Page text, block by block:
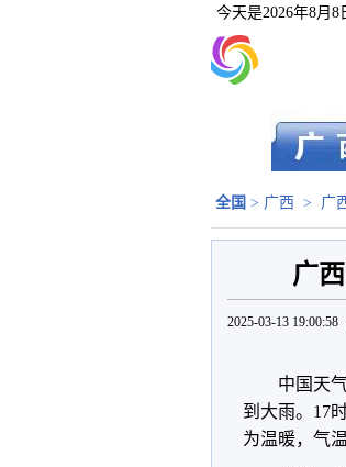
今天是2026年8月8
全国 > 广西 > 广
广
2025-03-13 19:00:58
中国天
到大雨。17
为温暖，气